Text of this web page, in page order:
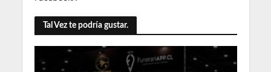
Tal Vez te podría gustar.